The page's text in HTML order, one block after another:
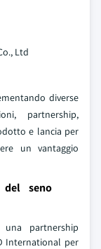
Ltd
diverse
partnership,
e lancia per
un vantaggio
seno
partnership
International per